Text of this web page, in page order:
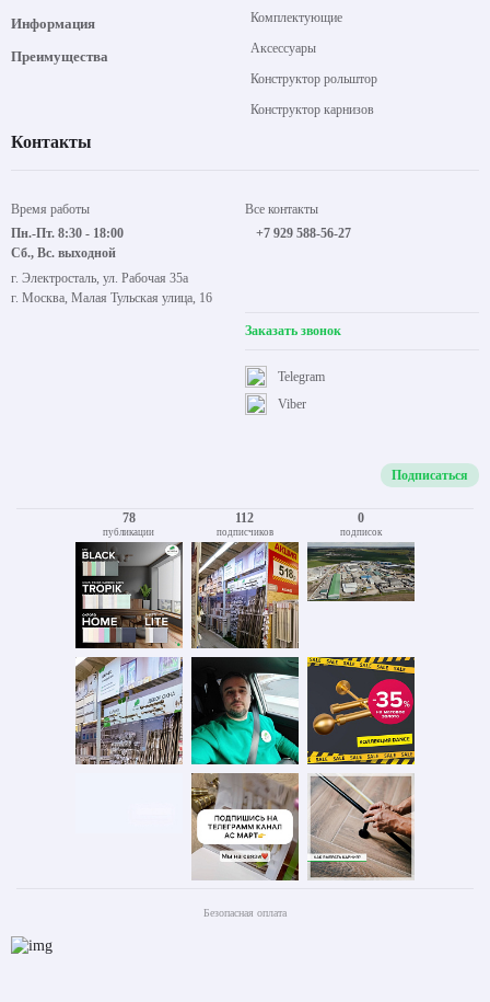
Информация
Преимущества
Комплектующие
Аксессуары
Конструктор рольштор
Конструктор карнизов
Контакты
Время работы
Пн.-Пт. 8:30 - 18:00
Сб., Вс. выходной
г. Электросталь, ул. Рабочая 35а
г. Москва, Малая Тульская улица, 16
Все контакты
+7 929 588-56-27
Заказать звонок
Viber
Telegram
Подписаться
78
публикации
112
подписчиков
0
подписок
Безопасная оплата